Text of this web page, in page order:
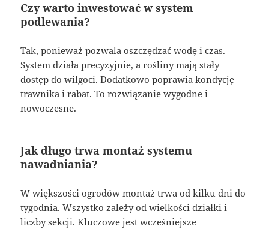
Czy warto inwestować w system
podlewania?
Tak, ponieważ pozwala oszczędzać wodę i czas.
System działa precyzyjnie, a rośliny mają stały
dostęp do wilgoci. Dodatkowo poprawia kondycję
trawnika i rabat. To rozwiązanie wygodne i
nowoczesne.
Jak długo trwa montaż systemu
nawadniania?
W większości ogrodów montaż trwa od kilku dni do
tygodnia. Wszystko zależy od wielkości działki i
liczby sekcji. Kluczowe jest wcześniejsze